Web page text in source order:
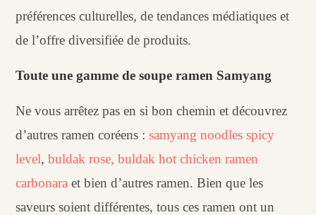
préférences culturelles, de tendances médiatiques et
de l’offre diversifiée de produits.
Toute une gamme de soupe ramen Samyang
Ne vous arrêtez pas en si bon chemin et découvrez
d’autres ramen coréens :samyang noodles spicy
level,buldak rose, buldak hot chicken ramen
carbonara et bien d’autres ramen. Bien que les
saveurs soient différentes, tous ces ramen ont un